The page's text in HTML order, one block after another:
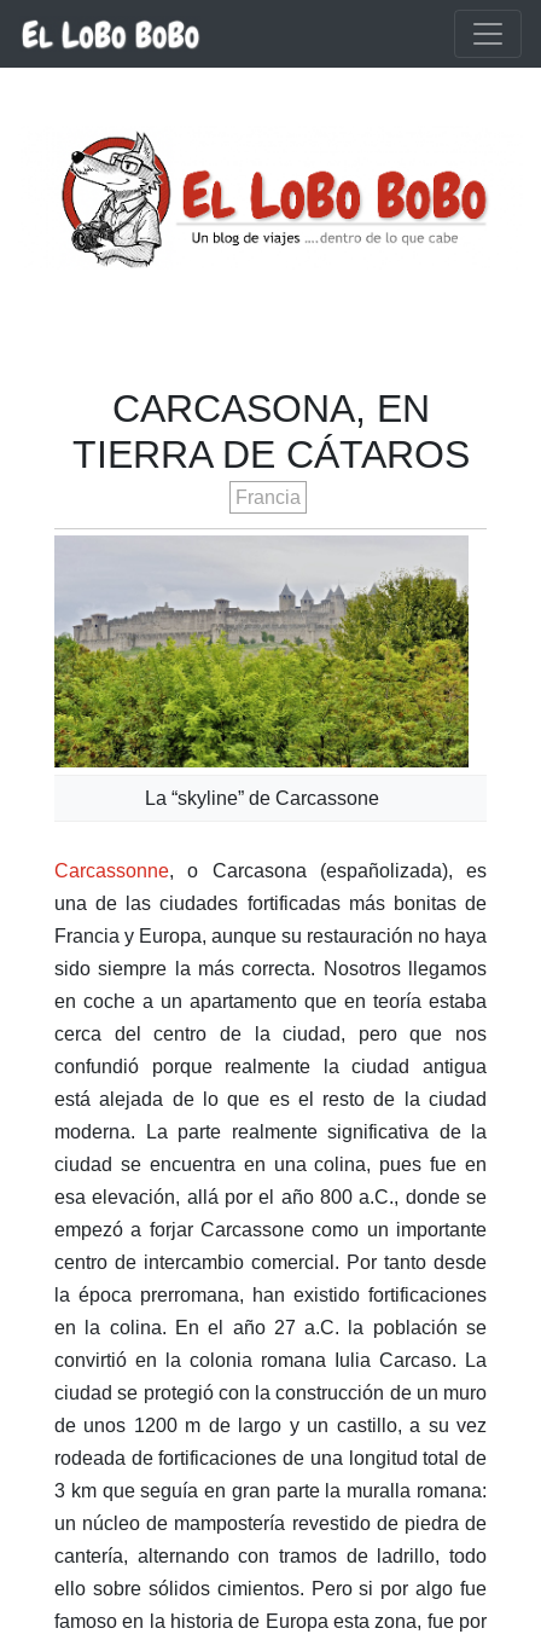
Ir al contenido principal
CARCASONA, EN
TIERRA DE CÁTAROS
Francia
La “skyline” de Carcassone
Carcassonne, o Carcasona (españolizada), es
una de las ciudades fortificadas más bonitas de
Francia y Europa, aunque su restauración no haya
sido siempre la más correcta. Nosotros llegamos
en coche a un apartamento que en teoría estaba
cerca del centro de la ciudad, pero que nos
confundió porque realmente la ciudad antigua
está alejada de lo que es el resto de la ciudad
moderna. La parte realmente significativa de la
ciudad se encuentra en una colina, pues fue en
esa elevación, allá por el año 800 a.C., donde se
empezó a forjar Carcassone como un importante
centro de intercambio comercial. Por tanto desde
la época prerromana, han existido fortificaciones
en la colina. En el año 27 a.C. la población se
convirtió en la colonia romana Iulia Carcaso. La
ciudad se protegió con la construcción de un muro
de unos 1200 m de largo y un castillo, a su vez
rodeada de fortificaciones de una longitud total de
3 km que seguía en gran parte la muralla romana:
un núcleo de mampostería revestido de piedra de
cantería, alternando con tramos de ladrillo, todo
ello sobre sólidos cimientos. Pero si por algo fue
famoso en la historia de Europa esta zona, fue por